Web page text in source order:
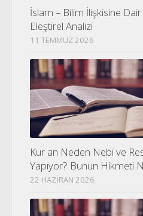
İslam – Bilim İlişkisine Dair
Eleştirel Analizi
11 TEMMUZ 2026
Kur an Neden Nebi ve
Yapıyor? Bunun Hikmeti
22 HAZIRAN 2026